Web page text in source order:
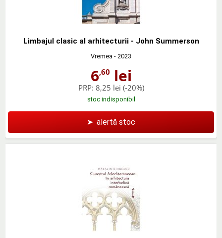
Limbajul clasic al arhitecturii - John Summerson
Vremea - 2023
6,60 lei
PRP: 8,25 lei (-20%)
stoc indisponibil
➤ alertă stoc